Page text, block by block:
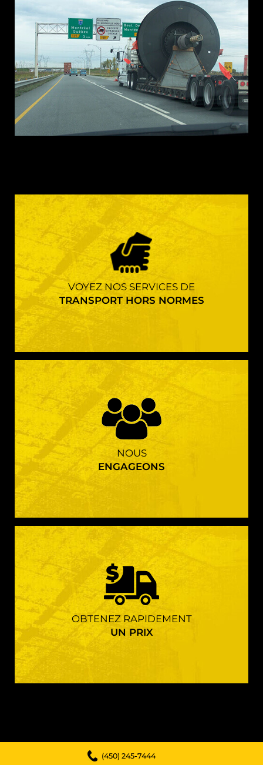
VOYEZ NOS SERVICES DE
TRANSPORT HORS NORMES
NOUS
ENGAGEONS
OBTENEZ RAPIDEMENT
UN PRIX
(450) 245-7444